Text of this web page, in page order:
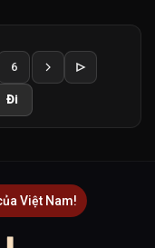
6
Đi
Việt Nam!